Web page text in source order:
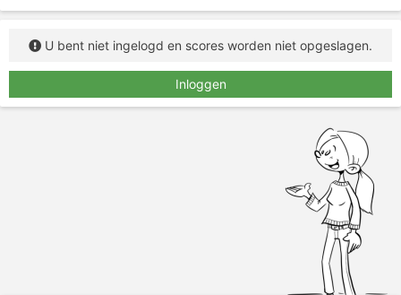
U bent niet ingelogd en scores worden niet opgeslagen.
Inloggen